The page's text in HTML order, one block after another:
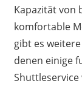
Kapazität von
komfortable
gibt es
denen einige